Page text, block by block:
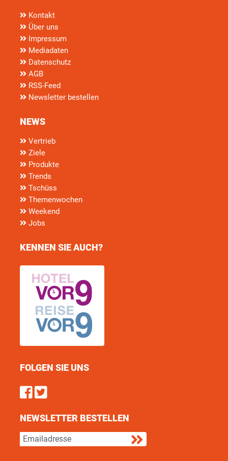
Kontakt
Über uns
Impressum
Mediadaten
Datenschutz
AGB
RSS-Feed
Newsletter bestellen
NEWS
Vertrieb
Ziele
Produkte
Trends
Tschüss
Themenwochen
Weekend
Jobs
KENNEN SIE AUCH?
FOLGEN SIE UNS
Find us on Facebook
Follow us on Twitter
NEWSLETTER BESTELLEN